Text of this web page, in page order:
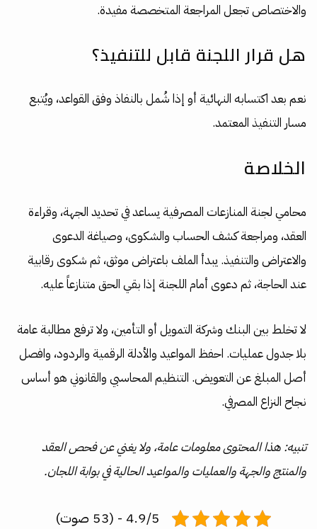
والاختصاص تجعل المراجعة المتخصصة مفيدة.
هل قرار اللجنة قابل للتنفيذ؟
نعم بعد اكتسابه النهائية أو إذا شُمل بالنفاذ وفق القواعد، ويُتبع
مسار التنفيذ المعتمد.
الخلاصة
محامي لجنة المنازعات المصرفية يساعد في تحديد الجهة، وقراءة
العقد، ومراجعة كشف الحساب والشكوى، وصياغة الدعوى
والاعتراض والتنفيذ. يبدأ الملف باعتراض موثق، ثم شكوى رقابية
عند الحاجة، ثم دعوى أمام اللجنة إذا بقي الحق متنازعاً عليه.
لا تخلط بين البنك وشركة التمويل أو التأمين، ولا ترفع مطالبة عامة
بلا جدول عمليات. احفظ المواعيد والأدلة الرقمية والردود، وافصل
أصل المبلغ عن التعويض. التنظيم المحاسبي والقانوني هو أساس
نجاح النزاع المصرفي.
تنبيه: هذا المحتوى معلومات عامة، ولا يغني عن فحص العقد
والمنتج والجهة والعمليات والمواعيد الحالية في بوابة اللجان.
4.9/5 - (53 صوت)